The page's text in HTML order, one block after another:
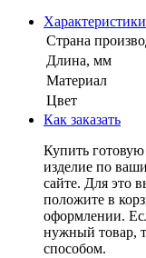
Характеристики
Страна
Длина, мм
Материал
Цвет
Как заказать
Купить
изделие по
сайте. Для это
положите в
оформлении.
нужный товар,
способом.